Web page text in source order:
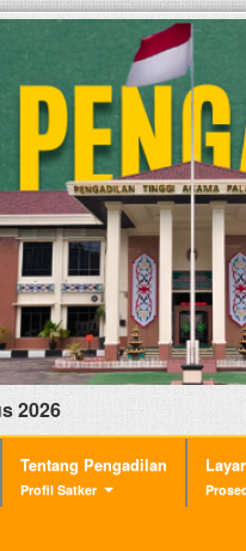
2026
Tentang Pengadilan
Profil Satker